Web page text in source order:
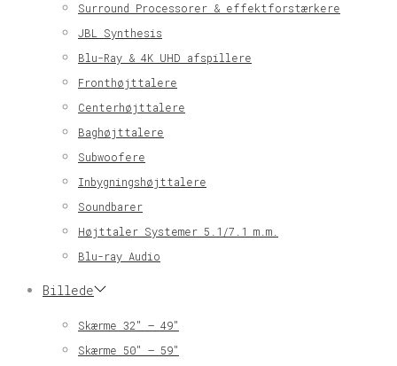
Surround Processorer & effektforstærkere
JBL Synthesis
Blu-Ray & 4K UHD afspillere
Fronthøjttalere
Centerhøjttalere
Baghøjttalere
Subwoofere
Inbygningshøjttalere
Soundbarer
Højttaler Systemer 5.1/7.1 m.m.
Blu-ray Audio
Billede
Skærme 32″ – 49″
Skærme 50″ – 59″